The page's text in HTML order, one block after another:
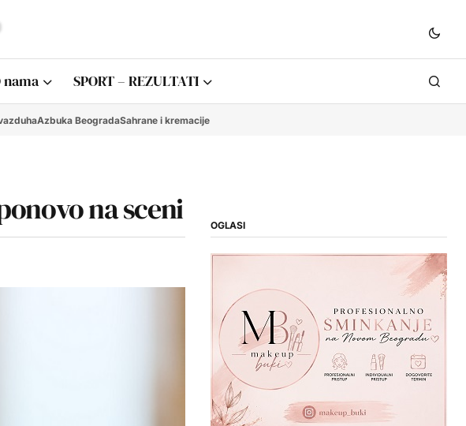
nama SPORT – REZULTATI
Azbuka BeogradaSahrane i kremacije
na sceni OGLASI